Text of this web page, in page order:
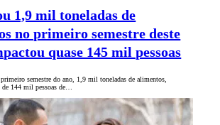
1,9 mil toneladas de
no primeiro semestre deste
quase 145 mil pessoas
semestre do ano, 1,9 mil toneladas de alimentos,
de 144 mil pessoas de…